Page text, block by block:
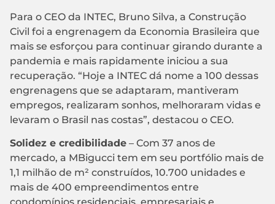
Para o CEO da INTEC, Bruno Silva, a Construção
Civil foi a engrenagem da Economia Brasileira que
mais se esforçou para continuar girando durante a
pandemia e mais rapidamente iniciou a sua
recuperação. “Hoje a INTEC dá nome a 100 dessas
engrenagens que se adaptaram, mantiveram
empregos, realizaram sonhos, melhoraram vidas e
levaram o Brasil nas costas”, destacou o CEO.
Solidez e credibilidade – Com 37 anos de
mercado, a MBigucci tem em seu portfólio mais de
1,1 milhão de m² construídos, 10.700 unidades e
mais de 400 empreendimentos entre